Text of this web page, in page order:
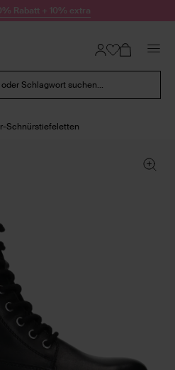
Rabatt + 10% extra
Schlagwort suchen...
Schnürstiefeletten